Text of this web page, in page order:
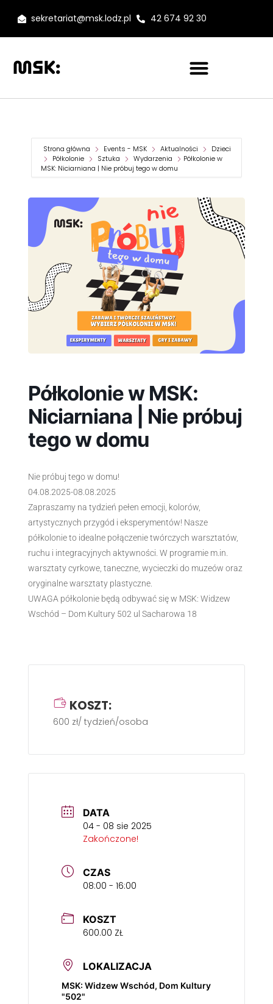
sekretariat@msk.lodz.pl 42 674 92 30
Strona główna Events - MSK Aktualności
Dzieci
Półkolonie
Sztuka Wydarzenia
Półkolonie w
MSK: Niciarniana | Nie próbuj tego w domu
Półkolonie w MSK:
Niciarniana | Nie próbuj
tego w domu
Nie próbuj tego w domu!
04.08.2025-08.08.2025
Zapraszamy na tydzień pełen emocji, kolorów,
artystycznych przygód i eksperymentów! Nasze
półkolonie to idealne połączenie twórczych warsztatów,
ruchu i integracyjnych aktywności. W programie m.in.
warsztaty cyrkowe, taneczne, wycieczki do muzeów oraz
oryginalne warsztaty plastyczne.
UWAGA półkolonie będą odbywać się w MSK: Widzew
Wschód – Dom Kultury 502 ul Sacharowa 18
KOSZT:
600 zł/ tydzień/osoba
DATA
04 - 08 sie 2025
Zakończone!
CZAS
08:00 - 16:00
KOSZT
600.00 ZŁ
LOKALIZACJA
MSK: Widzew Wschód, Dom Kultury
"502"